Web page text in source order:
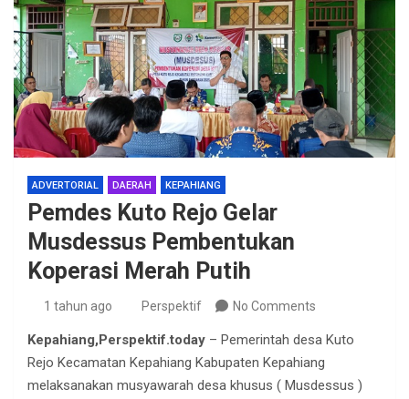
ADVERTORIAL DAERAH KEPAHIANG
Pemdes Kuto Rejo Gelar
Musdessus Pembentukan
Koperasi Merah Putih
1 tahun ago Perspektif No Comments
Kepahiang,Perspektif.today – Pemerintah desa Kuto
Rejo Kecamatan Kepahiang Kabupaten Kepahiang
melaksanakan musyawarah desa khusus ( Musdessus )